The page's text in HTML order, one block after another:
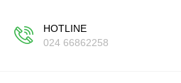
HOTLINE
024 66862258